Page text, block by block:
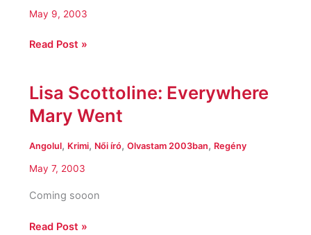
May 9, 2003
Read Post »
Lisa Scottoline: Everywhere
Mary Went
Angolul, Krimi, Női író, Olvastam 2003ban, Regény
May 7, 2003
Coming sooon
Lisa
Everywhere
Went
Read Post »